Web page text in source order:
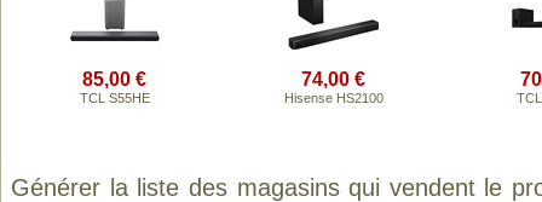
85,00 €
TCL S55HE
74,00 €
Hisense HS2100
Générer la liste des magasins qui vendent le